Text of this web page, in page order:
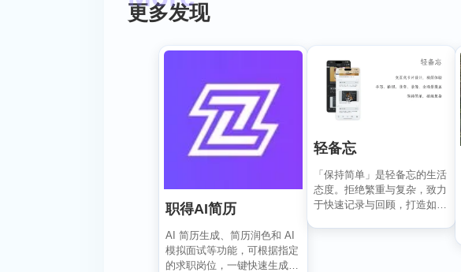
更多发现
职得AI简历
AI 简历生成、简历润色和 AI
模拟面试等功能，可根据指定
的求职岗位，一键快速生成高
轻备忘
「保持简单」是轻备忘的生活
态度。拒绝繁重与复杂，致力
于快速记录与回顾，打造如轻